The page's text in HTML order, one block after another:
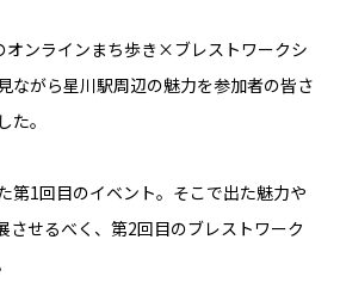
オンラインまち歩き×ブレストワークシ
ながら星川駅周辺の魅力を参加者の皆さ
。
第1回目のイベント。そこで出た魅力や
させるべく、第2回目のブレストワーク